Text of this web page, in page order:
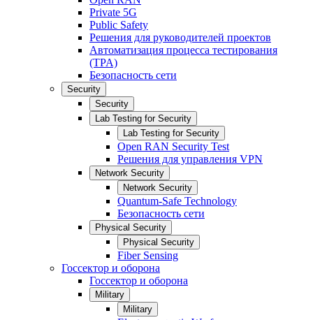
Private 5G
Public Safety
Решения для руководителей проектов
Автоматизация процесса тестирования
(TPA)
Безопасность сети
Security
Security
Lab Testing for Security
Lab Testing for Security
Open RAN Security Test
Решения для управления VPN
Network Security
Network Security
Quantum-Safe Technology
Безопасность сети
Physical Security
Physical Security
Fiber Sensing
Госсектор и оборона
Госсектор и оборона
Military
Military